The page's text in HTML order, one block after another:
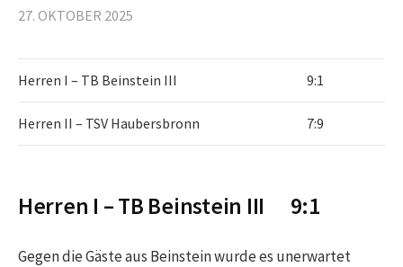
27. OKTOBER 2025
Herren I – TB Beinstein III 9:1
Herren II – TSV Haubersbronn 7:9
Herren I – TB Beinstein III 9:1
Gegen die Gäste aus Beinstein wurde es unerwartet